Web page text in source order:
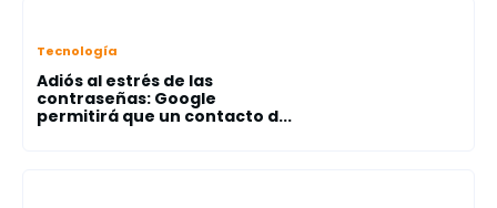
Tecnología
Adiós al estrés de las
contraseñas: Google
permitirá que un contacto d...